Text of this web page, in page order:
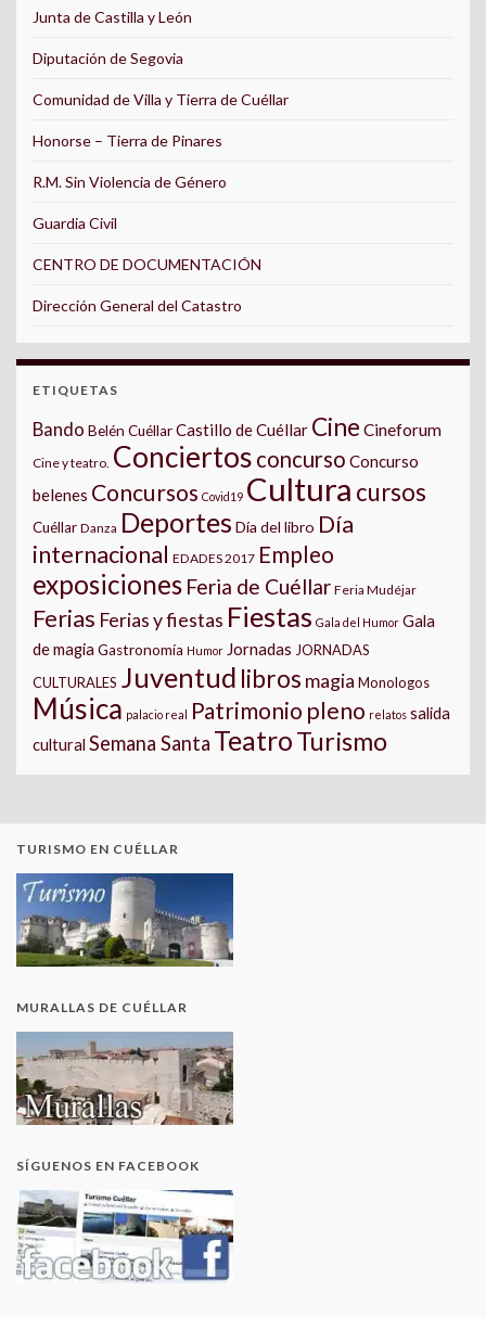
Junta de Castilla y León
Diputación de Segovia
Comunidad de Villa y Tierra de Cuéllar
Honorse – Tierra de Pinares
R.M. Sin Violencia de Género
Guardia Civil
CENTRO DE DOCUMENTACIÓN
Dirección General del Catastro
ETIQUETAS
Bando Belén CuéllarCastillo de Cuéllar Cine Cineforum
Cine y teatro. Conciertos concurso Concurso
belenes Concursos Covid19 Cultura cursos
Cuéllar Danza Deportes Día del libro Día
internacional EDADES 2017 Empleo
exposiciones Feria de Cuéllar Feria Mudéjar
Ferias Ferias y fiestas Fiestas Gala del Humor Gala
de magia Gastronomía Humor Jornadas JORNADAS
CULTURALES Juventud libros magia Monologos
Música palacio real Patrimonio pleno relatos salida
cultural Semana Santa TeatroTurismo
TURISMO EN CUÉLLAR
MURALLAS DE CUÉLLAR
SÍGUENOS EN FACEBOOK